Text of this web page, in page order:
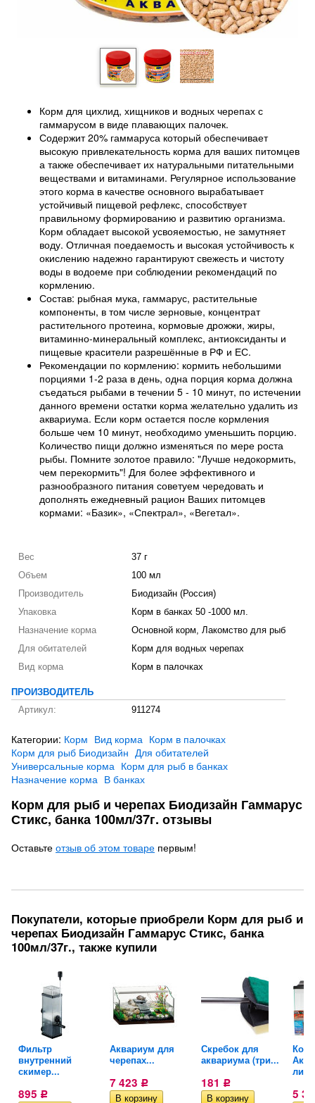
Корм для цихлид, хищников и водных черепах с
гаммарусом в виде плавающих палочек.
Содержит 20% гаммаруса который обеспечивает
высокую привлекательность корма для ваших питомцев
а также обеспечивает их натуральными питательными
веществами и витаминами. Регулярное использование
этого корма в качестве основного вырабатывает
устойчивый пищевой рефлекс, способствует
правильному формированию и развитию организма.
Корм обладает высокой усвояемостью, не замутняет
воду. Отличная поедаемость и высокая устойчивость к
окислению надежно гарантируют свежесть и чистоту
воды в водоеме при соблюдении рекомендаций по
кормлению.
Состав: рыбная мука, гаммарус, растительные
компоненты, в том числе зерновые, концентрат
растительного протеина, кормовые дрожжи, жиры,
витаминно-минеральный комплекс, антиоксиданты и
пищевые красители разрешённые в РФ и ЕС.
Рекомендации по кормлению: кормить небольшими
порциями 1-2 раза в день, одна порция корма должна
съедаться рыбами в течении 5 - 10 минут, по истечении
данного времени остатки корма желательно удалить из
аквариума. Если корм остается после кормления
больше чем 10 минут, необходимо уменьшить порцию.
Количество пищи должно изменяться по мере роста
рыбы. Помните золотое правило: "Лучше недокормить,
чем перекормить"! Для более эффективного и
разнообразного питания советуем чередовать и
дополнять ежедневный рацион Ваших питомцев
кормами: «Базик», «Спектрал», «Вегетал».
Вес
37 г
Объем
100 мл
Производитель
Биодизайн (Россия)
Упаковка
Корм в банках 50 -1000 мл.
Назначение корма
Основной корм, Лакомство для рыб
Для обитателей
Корм для водных черепах
Вид корма
Корм в палочках
ПРОИЗВОДИТЕЛЬ
Артикул:
911274
Категории: Корм Вид корма Корм в палочках
Корм для рыб Биодизайн Для обитателей
Универсальные корма Корм для рыб в банках
Назначение корма В банках
Корм для рыб и черепах Биодизайн Гаммарус
Стикс, банка 100мл/37г. отзывы
Оставьте отзыв об этом товаре первым!
Покупатели, которые приобрели Корм для рыб и
черепах Биодизайн Гаммарус Стикс, банка
100мл/37г., также купили
Фильтр
внутренний
скимер...
895 Р
Аквариум для
черепах...
7 423 Р
Скребок для
аквариума (три...
181 Р
5